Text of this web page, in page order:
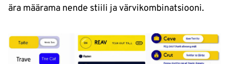
ära määrama nende stiili ja värvikombinatsiooni.